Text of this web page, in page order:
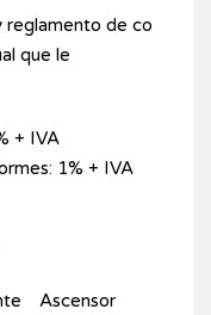
reglamento de co
que le
+ IVA
1% + IVA
Ascensor